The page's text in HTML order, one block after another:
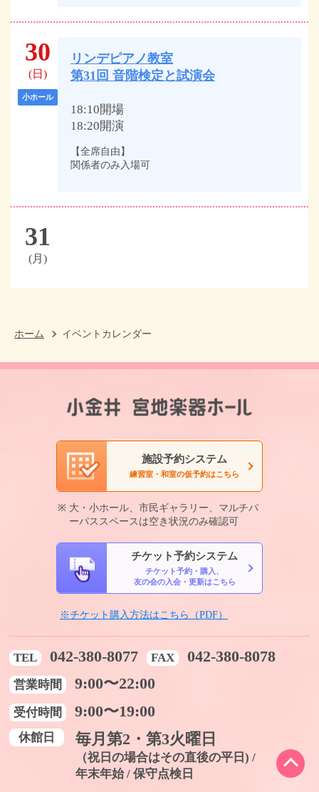
30
(日)
小ホール
リンデピアノ教室
第31回 音階検定と試演会
18:10開場
18:20開演
【全席自由】
関係者のみ入場可
31
(月)
ホーム イベントカレンダー
施設予約システム
練習室・和室の仮予約はこちら
大・小ホール、市民ギャラリー、マルチパ
ーパススペースは空き状況のみ確認可
チケット予約システム
チケット予約・購入、
友の会の入会・更新はこちら
※チケット購入方法はこちら（PDF）
TEL 042-380-8077 FAX 042-380-8078
営業時間 9:00〜22:00
受付時間 9:00〜19:00
休館日 毎月第2・第3火曜日
（祝日の場合はその直後の平日) /
年末年始 / 保守点検日